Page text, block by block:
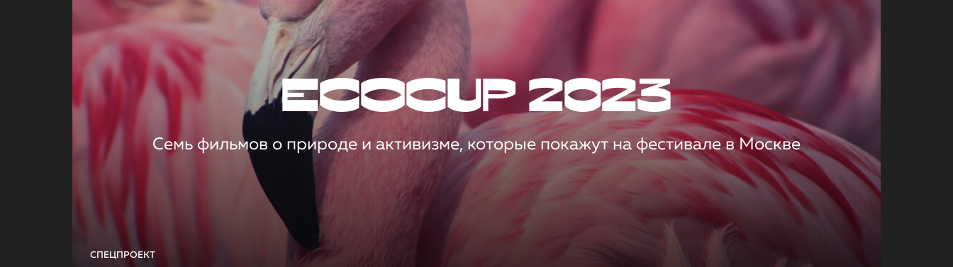
СПЕЦПРОЕКТ
ECOCUP 2023
Семь фильмов о природе и активизме, которые покажут на фестивале в Москве